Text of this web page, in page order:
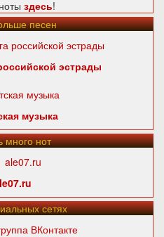
здесь!
песен
эстрады
музыка
много нот
сетях